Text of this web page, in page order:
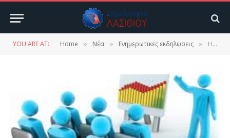
YOU ARE AT: Home » Νέα » Ενημερωτικες εκδηλωσεις » Ημερίδα “Doing Business with Asia”